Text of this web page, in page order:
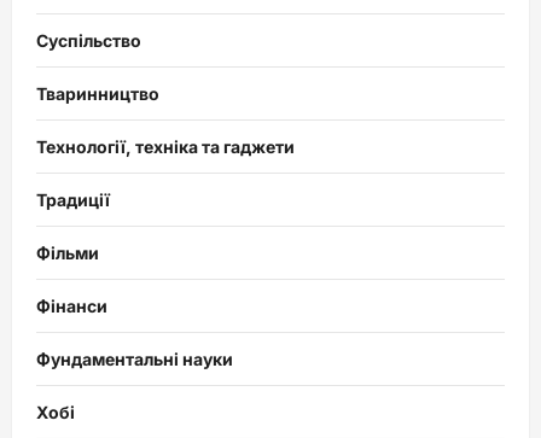
Суспільство
Тваринництво
Технології, техніка та гаджети
Традиції
Фільми
Фінанси
Фундаментальні науки
Хобі